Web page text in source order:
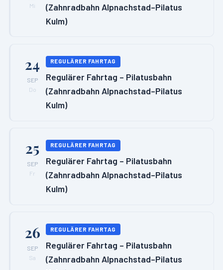
Mi
(Zahnradbahn Alpnachstad–Pilatus
Kulm)
24
SEP
Do
REGULÄRER FAHRTAG
Regulärer Fahrtag – Pilatusbahn
(Zahnradbahn Alpnachstad–Pilatus
Kulm)
25
SEP
Fr
REGULÄRER FAHRTAG
Regulärer Fahrtag – Pilatusbahn
(Zahnradbahn Alpnachstad–Pilatus
Kulm)
26
SEP
Sa
REGULÄRER FAHRTAG
Regulärer Fahrtag – Pilatusbahn
(Zahnradbahn Alpnachstad–Pilatus